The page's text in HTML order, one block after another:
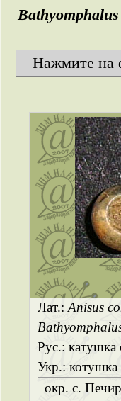
Нажмите на
Лат.:Anisus
Рус.: катушка
Укр.: котушка
окр. с.